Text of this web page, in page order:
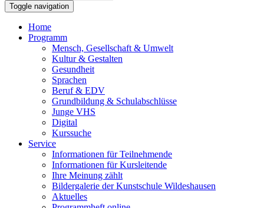
Toggle navigation
Home
Programm
Mensch, Gesellschaft & Umwelt
Kultur & Gestalten
Gesundheit
Sprachen
Beruf & EDV
Grundbildung & Schulabschlüsse
Junge VHS
Digital
Kurssuche
Service
Informationen für Teilnehmende
Informationen für Kursleitende
Ihre Meinung zählt
Bildergalerie der Kunstschule Wildeshausen
Aktuelles